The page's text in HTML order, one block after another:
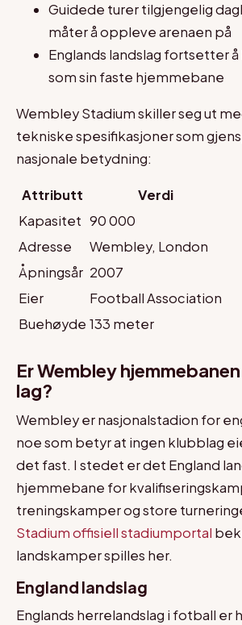
Guidede turer tilgjengelig
måter å oppleve arenaen på
Englands landslag fortsetter
som sin faste hjemmebane
Wembley Stadium skiller seg ut
tekniske spesifikasjoner som
nasjonale betydning:
Attributt
Verdi
Kapasitet 90 000
Adresse
Wembley, London
Åpningsår 2007
Eier
Football Association
Buehøyde 133 meter
Er Wembley
lag?
Wembley er nasjonalstadion for
noe som betyr at ingen klubblag
det fast. I stedet er det England
hjemmebane for
treningskamper og store
Stadium offisiell stadiumportal
landskamper spilles her.
England landslag
Englands herrelandslag i fotball er